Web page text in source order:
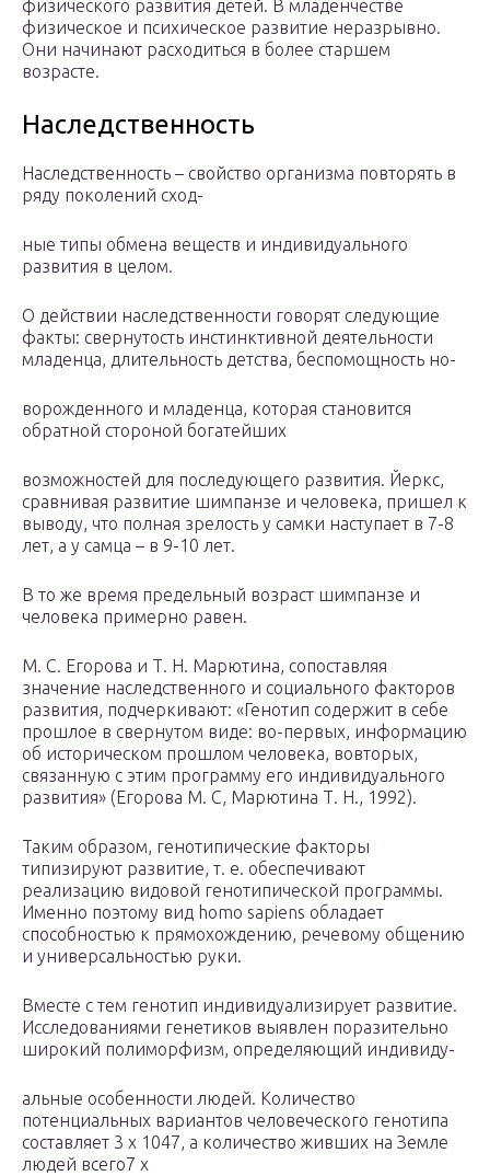
физического развития детей. В младенчестве
физическое и психическое развитие неразрывно.
Они начинают расходиться в более старшем
возрасте.
Наследственность
Наследственность – свойство организма повторять в
ряду поколений сход-
ные типы обмена веществ и индивидуального
развития в целом.
О действии наследственности говорят следующие
факты: свернутость инстинктивной деятельности
младенца, длительность детства, беспомощность но-
ворожденного и младенца, которая становится
обратной стороной богатейших
возможностей для последующего развития. Йеркс,
сравнивая развитие шимпанзе и человека, пришел к
выводу, что полная зрелость у самки наступает в 7-8
лет, а у самца – в 9-10 лет.
В то же время предельный возраст шимпанзе и
человека примерно равен.
М. С. Егорова и Т. Н. Марютина, сопоставляя
значение наследственного и социального факторов
развития, подчеркивают: «Генотип содержит в себе
прошлое в свернутом виде: во-первых, информацию
об историческом прошлом человека, вовторых,
связанную с этим программу его индивидуального
развития» (Егорова М. С, Марютина Т. Н., 1992).
Таким образом, генотипические факторы
типизируют развитие, т. е. обеспечивают
реализацию видовой генотипической программы.
Именно поэтому вид homo sapiens обладает
способностью к прямохождению, речевому общению
и универсальностью руки.
Вместе с тем генотип индивидуализирует развитие.
Исследованиями генетиков выявлен поразительно
широкий полиморфизм, определяющий индивиду-
альные особенности людей. Количество
потенциальных вариантов человеческого генотипа
составляет 3 х 1047, а количество живших на Земле
людей всего7 х